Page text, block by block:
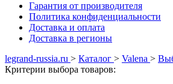
Гарантия от производителя
Политика конфиденциальности
Доставка и оплата
Доставка в регионы
legrand-russia.ru > Каталог > Valena >
Критерии выбора товаров: